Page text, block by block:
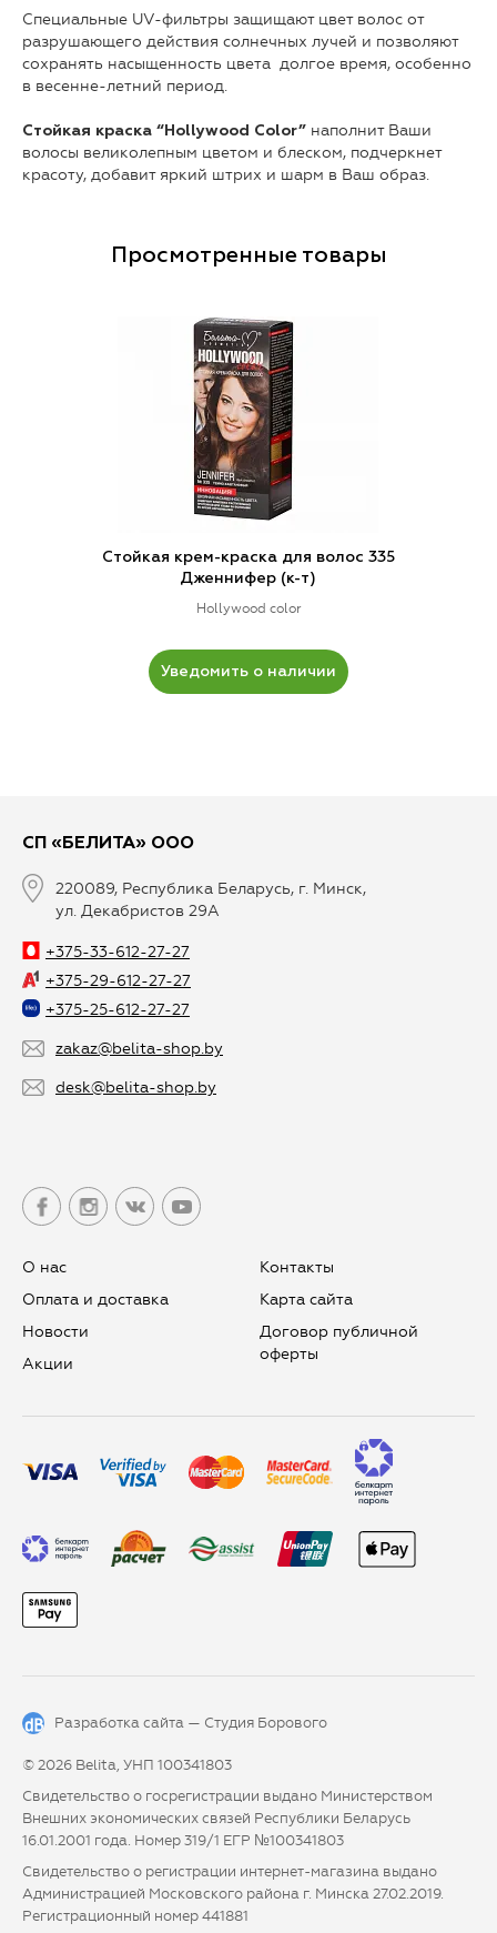
Специальные UV-фильтры защищают цвет волос от
разрушающего действия солнечных лучей и позволяют
сохранять насыщенность цвета долгое время, особенно
в весенне-летний период.
Стойкая краска “Hollywood Color” наполнит Ваши
волосы великолепным цветом и блеском, подчеркнет
красоту, добавит яркий штрих и шарм в Ваш образ.
Просмотренные товары
Стойкая крем-краска для волос 335
Дженнифер (к-т)
Hollywood color
Уведомить о наличии
СП «БЕЛИТА» ООО
220089, Республика Беларусь, г. Минск,
ул. Декабристов 29А
+375-33-612-27-27
+375-29-612-27-27
+375-25-612-27-27
zakaz@belita-shop.by
desk@belita-shop.by
О нас
Оплата и доставка
Новости
Aкции
Контакты
Карта сайта
Договор публичной
оферты
Разработка сайта — Студия Борового
© 2026 Belita, УНП 100341803
Свидетельство о госрегистрации выдано Министерством
Внешних экономических связей Республики Беларусь
16.01.2001 года. Номер 319/1 ЕГР №100341803
Свидетельство о регистрации интернет-магазина выдано
Администрацией Московского района г. Минска 27.02.2019.
Регистрационный номер 441881